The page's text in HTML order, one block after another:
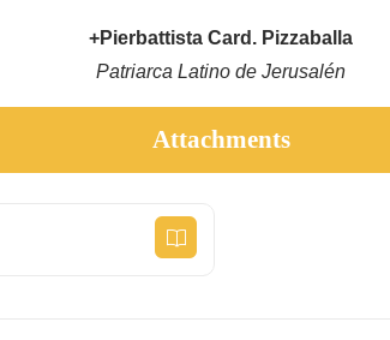
+Pierbattista Card. Pizzaballa
Patriarca Latino de Jerusalén
Attachments